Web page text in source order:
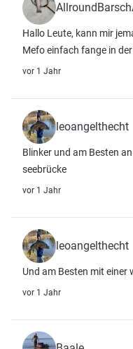
Hallo Leute, kann mir
Mefo einfach fange in
vor 1 Jahr
leoangelthecht
Blinker und am Besten
seebrücke
vor 1 Jahr
leoangelthecht
Und am Besten mit einer
vor 1 Jahr